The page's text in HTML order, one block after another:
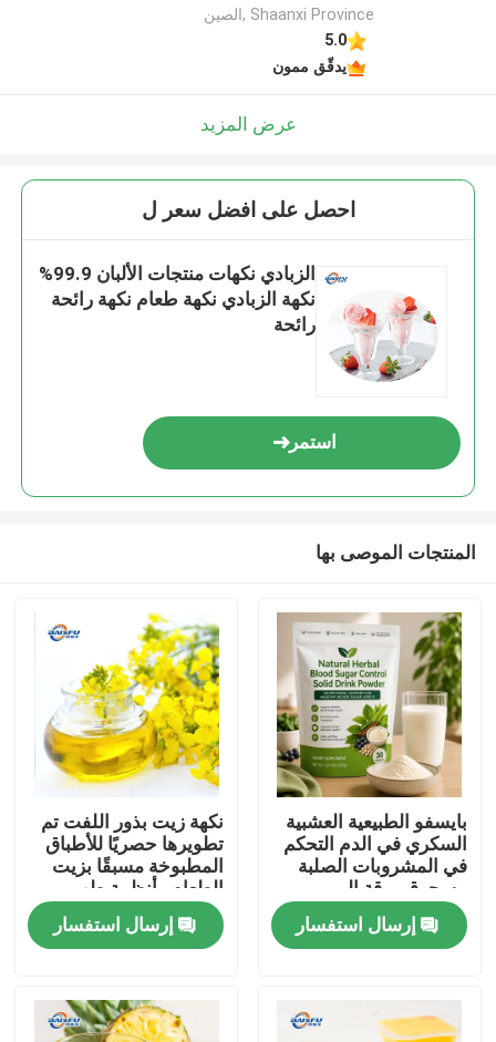
المنزل
فيديوهات
Shaanxi Province ,الصين
5.0
يدقّق ممون
عرض المزيد
احصل على افضل سعر ل
الزبادي نكهات منتجات الألبان 99.9%
نكهة الزبادي نكهة طعام نكهة رائحة
رائحة
استمر
المنتجات الموصى بها
بايسفو الطبيعية العشبية
السكري في الدم التحكم
في المشروبات الصلبة
مسحوق ورقة المربى
جذر كودزو الجينسنغ
جوجي التوت بذور كاسيا
لدعم الجلوكوز الصحية
إرسال استفسار
نكهة زيت بذور اللفت تم
تطويرها حصريًا للأطباق
المطبوخة مسبقًا بزيت
الطعام وأنظمة طهي
الطعام الصينية
إرسال استفسار